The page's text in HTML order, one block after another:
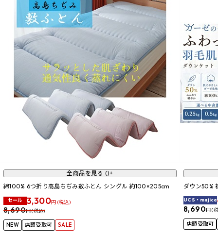
全商品を見る ()+
綿100% 6つ折り高島ちぢみ敷ふとん シングル 約100×205cm
セール 3,300円 (税込)
8,690円 (税込)
NEW 店頭受取可 SALE
ダウン50%
UCS・majica
8,690円 (
店頭受取可